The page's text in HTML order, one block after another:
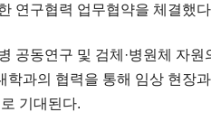
연구협력 업무협약을 체결했
공동연구 및 검체·병원체 자
학과의 협력을 통해 임상 현장
기대된다.